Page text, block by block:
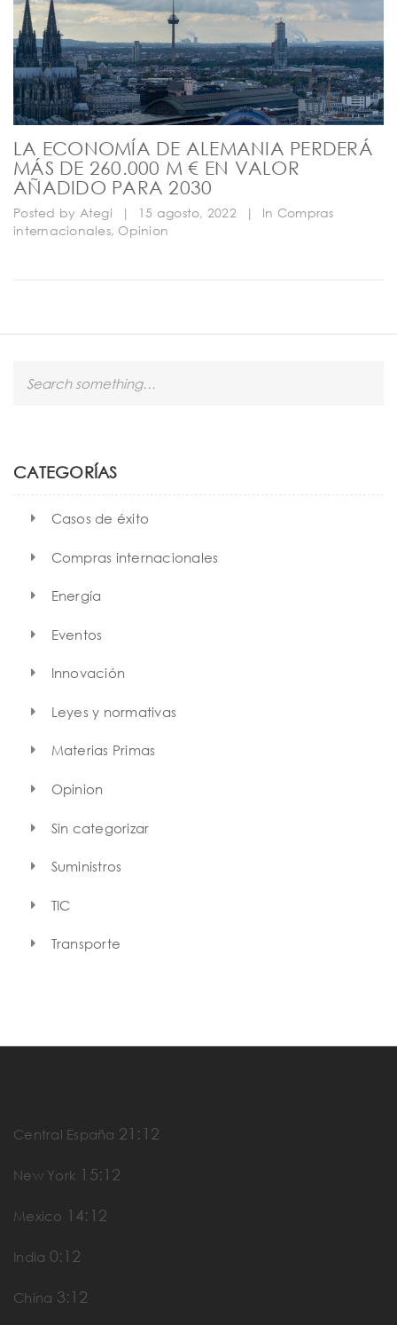
LA ECONOMÍA DE ALEMANIA PERDERÁ
MÁS DE 260.000 M € EN VALOR
AÑADIDO PARA 2030
Posted by Ategi | 15 agosto, 2022 | In Compras
internacionales, Opinion
h
CATEGORÍAS
Casos de éxito
Compras internacionales
Energía
Eventos
Innovación
Leyes y normativas
Materias Primas
Opinion
Sin categorizar
Suministros
TIC
Transporte
Central España 21:12
New York 15:12
Mexico 14:12
India 0:12
China 3:12